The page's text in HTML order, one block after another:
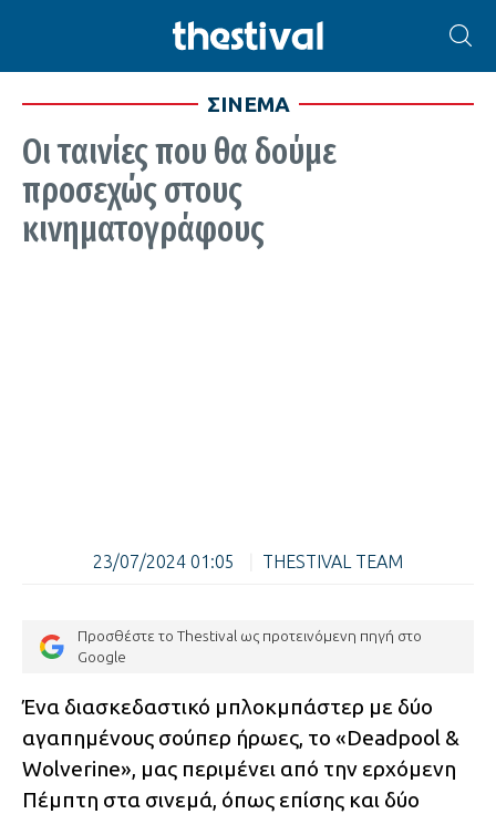
ΣΙΝΕΜΑ
Οι ταινίες που θα δούμε
προσεχώς στους
κινηματογράφους
23/07/2024 01:05 THESTIVAL TEAM
Προσθέστε το Thestival ως προτεινόμενη πηγή στο
Google
Ένα διασκεδαστικό μπλοκμπάστερ με δύο
αγαπημένους σούπερ ήρωες, το «Deadpool &
Wolverine», μας περιμένει από την ερχόμενη
Πέμπτη στα σινεμά, όπως επίσης και δύο